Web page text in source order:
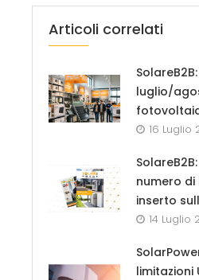
Articoli correlati
luglio/
16 Luglio
numero
inserto
14 Luglio
limitazioni